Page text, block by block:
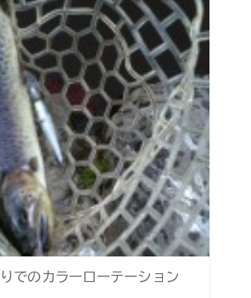
でのカラーローテーション